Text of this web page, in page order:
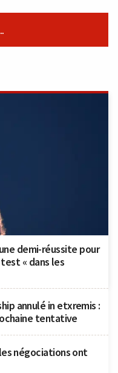
demi-réussite pour
« dans les
annulé in etxremis :
tentative
négociations ont